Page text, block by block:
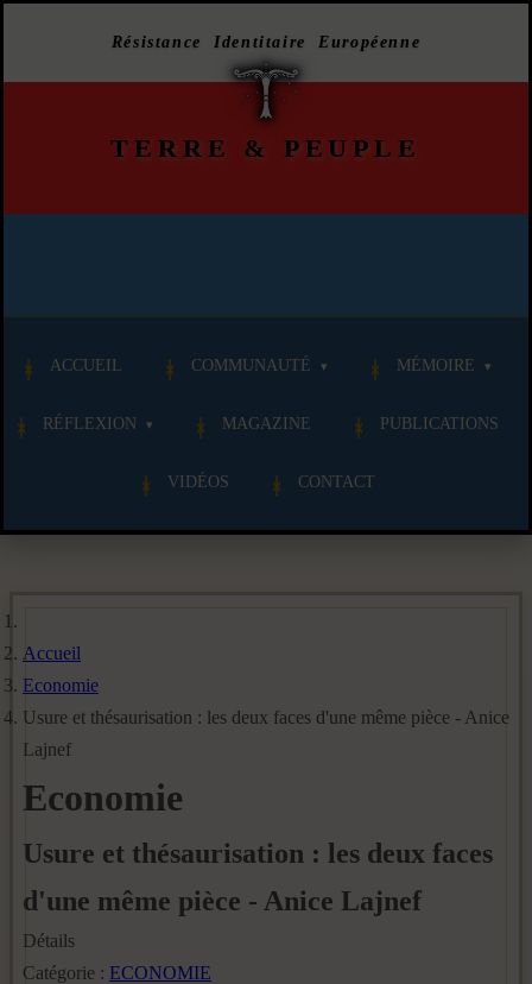
Résistance Identitaire Européenne
TERRE & PEUPLE
ACCUEIL COMMUNAUTÉ MÉMOIRE
RÉFLEXION MAGAZINE PUBLICATIONS
VIDÉOS CONTACT
Accueil
Economie
Usure et thésaurisation : les deux faces d'une même pièce - Anice
Lajnef
Economie
Usure et thésaurisation : les deux faces
d'une même pièce - Anice Lajnef
Détails
Catégorie : ECONOMIE